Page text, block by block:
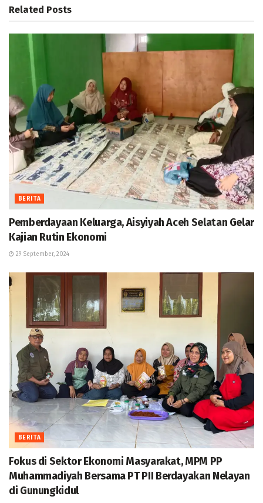
Related Posts
BERITA
Pemberdayaan Keluarga, Aisyiyah Aceh Selatan Gelar
Kajian Rutin Ekonomi
29 September, 2024
BERITA
Fokus di Sektor Ekonomi Masyarakat, MPM PP
Muhammadiyah Bersama PT PII Berdayakan Nelayan
di Gunungkidul